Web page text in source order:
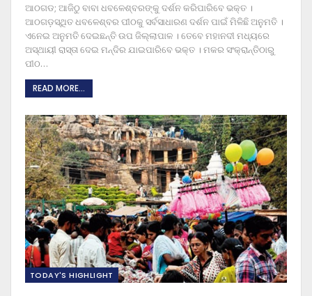
ଆଠଗଡ; ଆଜିଠୁ ବାବା ଧବଳେଶ୍ବରଙ୍କୁ ଦର୍ଶନ କରିପାରିବେ ଭକ୍ତ ।
ଆଠଗଡ଼ସ୍ଥିତ ଧବଳେଶ୍ବର ପୀଠକୁ ସର୍ବସାଧାରଣ ଦର୍ଶନ ପାଇଁ ମିଳିଛି ଅନୁମତି ।
ଏନେଇ ଅନୁମତି ଦେଇଛନ୍ତି ଉପ ଜିଲ୍ଲାପାଳ । ତେବେ ମହାନଦୀ ମଧ୍ୟରେ
ଅସ୍ଥାୟୀ ରାସ୍ତା ଦେଇ ମନ୍ଦିର ଯାଇପାରିବେ ଭକ୍ତ । ମକର ସଂକ୍ରାନ୍ତିଠାରୁ
ପୀଠ…
READ MORE...
TODAY'S HIGHLIGHT